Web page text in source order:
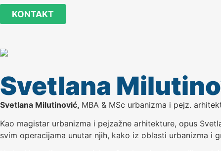
KONTAKT
Svetlana
Svetlana Milutinović, MBA & MSc urbanizma i pejz.
Kao magistar urbanizma i pejzažne arhitekture, opus
svim operacijama unutar njih, kako iz oblasti urbanizma i